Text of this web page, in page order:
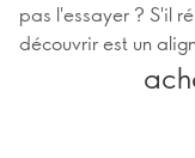
pas l'essayer ? S'il
découvrir est un